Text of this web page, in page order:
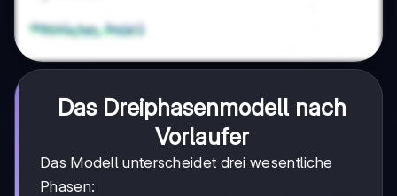
Das Dreiphasenmodell nach
Vorlaufer
Das Modell unterscheidet drei wesentliche
Phasen: